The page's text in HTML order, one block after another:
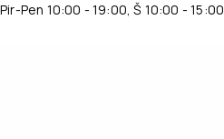
Pir-Pen 10:00 - 19:00, Š 10:00 - 15:00